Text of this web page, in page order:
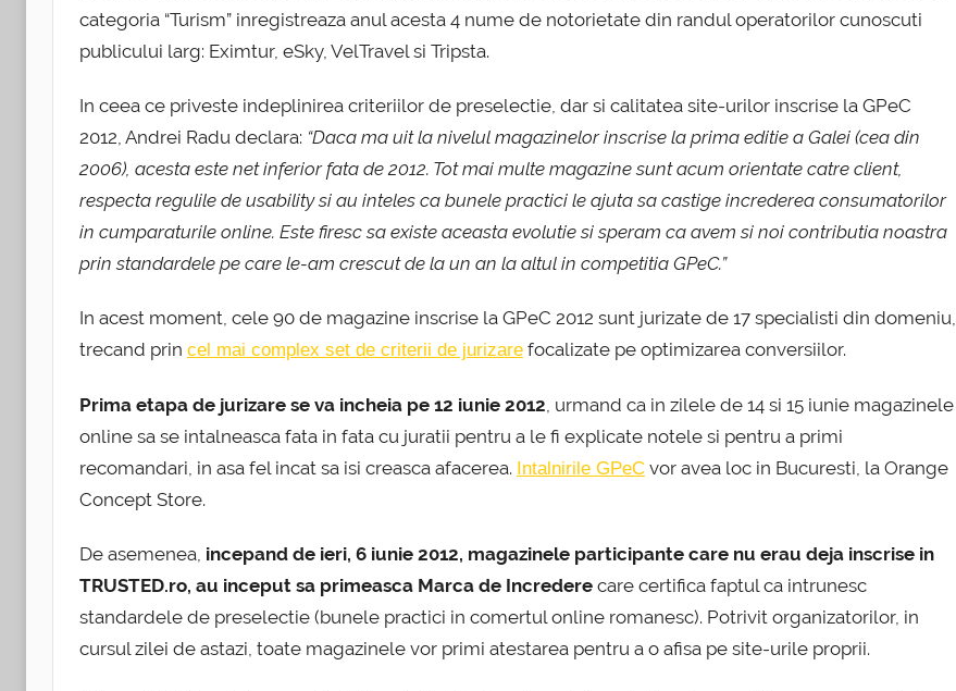
categoria “Turism” inregistreaza anul acesta 4 nume de notorietate din randul operatorilor cunoscuti
publicului larg: Eximtur, eSky, VelTravel si Tripsta.
In ceea ce priveste indeplinirea criteriilor de preselectie, dar si calitatea site-urilor inscrise la GPeC
2012, Andrei Radu declara: “Daca ma uit la nivelul magazinelor inscrise la prima editie a Galei (cea din
2006), acesta este net inferior fata de 2012. Tot mai multe magazine sunt acum orientate catre client,
respecta regulile de usability si au inteles ca bunele practici le ajuta sa castige increderea consumatorilor
in cumparaturile online. Este firesc sa existe aceasta evolutie si speram ca avem si noi contributia noastra
prin standardele pe care le-am crescut de la un an la altul in competitia GPeC.”
In acest moment, cele 90 de magazine inscrise la GPeC 2012 sunt jurizate de 17 specialisti din domeniu,
trecand prin cel mai complex set de criterii de jurizare focalizate pe optimizarea conversiilor.
Prima etapa de jurizare se va incheia pe 12 iunie 2012 , urmand ca in zilele de 14 si 15 iunie magazinele
online sa se intalneasca fata in fata cu juratii pentru a le fi explicate notele si pentru a primi
recomandari, in asa fel incat sa isi creasca afacerea. Intalnirile GPeC vor avea loc in Bucuresti, la Orange
Concept Store.
De asemenea, incepand de ieri, 6 iunie 2012, magazinele participante care nu erau deja inscrise in
TRUSTED.ro, au inceput sa primeasca Marca de Incredere care certifica faptul ca intrunesc
standardele de preselectie (bunele practici in comertul online romanesc). Potrivit organizatorilor, in
cursul zilei de astazi, toate magazinele vor primi atestarea pentru a o afisa pe site-urile proprii.